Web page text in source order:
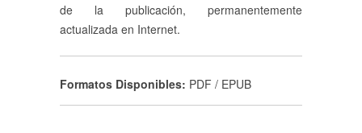
de la publicación, permanentemente
actualizada en Internet.
Formatos Disponibles: PDF / EPUB